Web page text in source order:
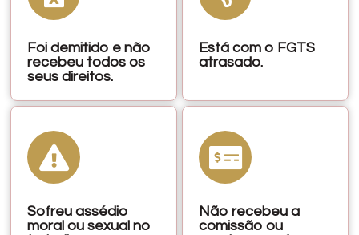
Foi demitido e não
recebeu todos os
seus direitos.
Está com o FGTS
atrasado.
Sofreu assédio
moral ou sexual no
Não recebeu a
comissão ou